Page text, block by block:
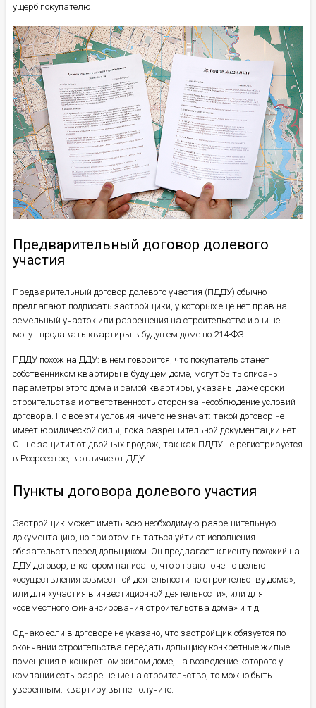
ущерб покупателю.
Предварительный договор долевого
участия
Предварительный договор долевого участия (ПДДУ) обычно
предлагают подписать застройщики, у которых еще нет прав на
земельный участок или разрешения на строительство и они не
могут продавать квартиры в будущем доме по 214-ФЗ.
ПДДУ похож на ДДУ: в нем говорится, что покупатель станет
собственником квартиры в будущем доме, могут быть описаны
параметры этого дома и самой квартиры, указаны даже сроки
строительства и ответственность сторон за несоблюдение условий
договора. Но все эти условия ничего не значат: такой договор не
имеет юридической силы, пока разрешительной документации нет.
Он не защитит от двойных продаж, так как ПДДУ не регистрируется
в Росреестре, в отличие от ДДУ.
Пункты договора долевого участия
Застройщик может иметь всю необходимую разрешительную
документацию, но при этом пытаться уйти от исполнения
обязательств перед дольщиком. Он предлагает клиенту похожий на
ДДУ договор, в котором написано, что он заключен с целью
«осуществления совместной деятельности по строительству дома»,
или для «участия в инвестиционной деятельности», или для
«совместного финансирования строительства дома» и т.д.
Однако если в договоре не указано, что застройщик обязуется по
окончании строительства передать дольщику конкретные жилые
помещения в конкретном жилом доме, на возведение которого у
компании есть разрешение на строительство, то можно быть
уверенным: квартиру вы не получите.